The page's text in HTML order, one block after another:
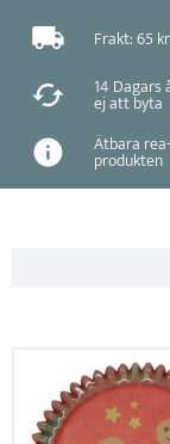
Frakt: 65
14
ej att byta
Ätbara
produkten